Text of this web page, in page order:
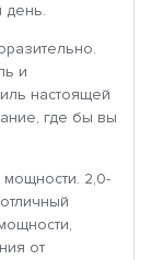
день.
и
настоящей
где бы вы
мощности. 2,0-
от